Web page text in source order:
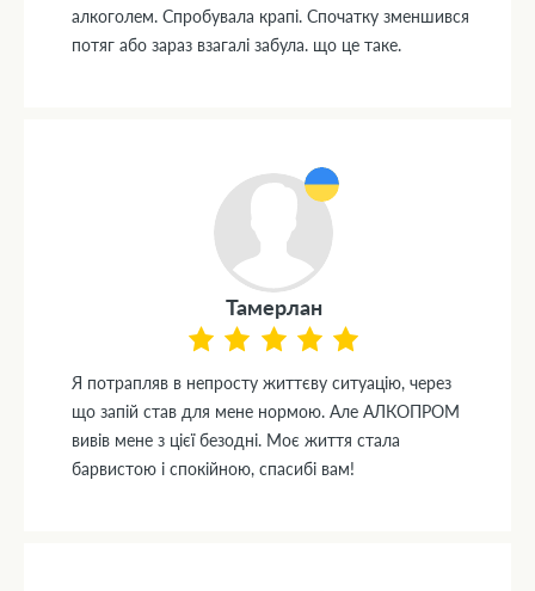
алкоголем. Спробувала крапі. Спочатку зменшився
потяг або зараз взагалі забула. що це таке.
Тамерлан
Я потрапляв в непросту життєву ситуацію, через
що запій став для мене нормою. Але АЛКОПРОМ
вивів мене з цієї безодні. Моє життя стала
барвистою і спокійною, спасибі вам!